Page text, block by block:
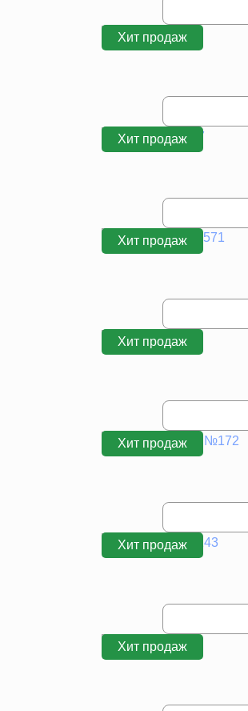
Хит продаж
Хит продаж
Хит продаж
Хит продаж
Хит продаж
Хит продаж
Хит продаж